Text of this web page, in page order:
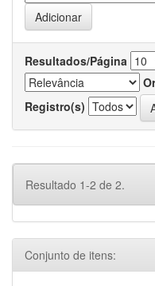
Resultados/Página
Registro(s)
Resultado 1-2 de 2.
Conjunto de itens: